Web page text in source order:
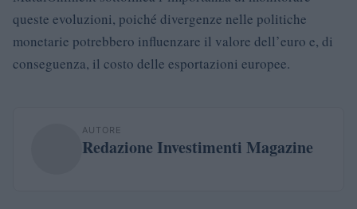
queste evoluzioni, poiché divergenze nelle politiche
monetarie potrebbero influenzare il valore dell’euro e, di
conseguenza, il costo delle esportazioni europee.
AUTORE
Redazione Investimenti Magazine